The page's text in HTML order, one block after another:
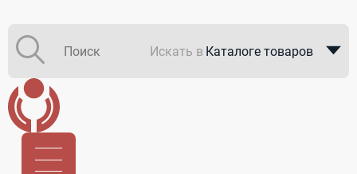
Искать в Каталоге товаров